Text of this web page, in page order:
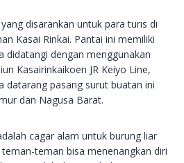
disarankan untuk para turis di
Kasai Rinkai. Pantai ini memiliki
didatangi dengan menggunakan
Kasairinkaikoen JR Keiyo Line,
datarang pasang surut buatan ini
dan Nagusa Barat.
cagar alam untuk burung liar
teman bisa menenangkan diri